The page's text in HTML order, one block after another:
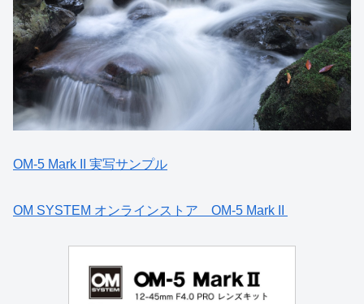
OM-5 Mark II 実写サンプル
OM SYSTEM オンラインストア OM-5 Mark II